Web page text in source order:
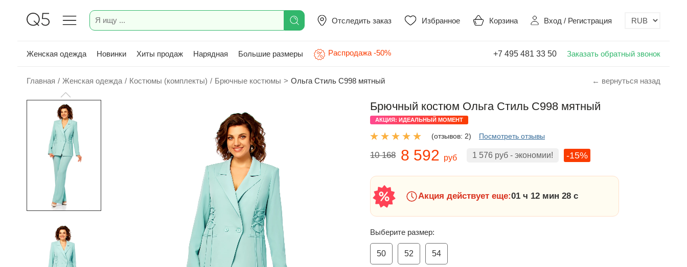
Отследить заказ Избранное Корзина Вход / Регистрация
Женская одежда Новинки Хиты продаж Нарядная Большие размеры Распродажа -50% +7 495 481 33 50 Заказать обратный звонок
Главная / Женская одежда / Костюмы (комплекты) / Брючные костюмы > Ольга Стиль С998 мятный ← вернуться назад
Брючный костюм Ольга Стиль С998 мятный
АКЦИЯ: ИДЕАЛЬНЫЙ МОМЕНТ
(отзывов: 2) Посмотреть отзывы
10 168 8 592 руб 1 576 руб - экономии! -15%
Акция действует еще:01 ч 12 мин 27 с
Выберите размер:
50 52 54